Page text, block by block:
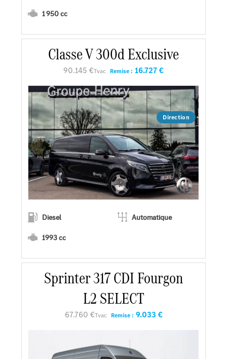
1 950 cc
En savoir plus
Demander une offre
Direction
Classe V 300d Exclusive
90.145 €Tvac Remise : 16.727 €
Diesel
Automatique
1993 cc
En savoir plus
Faire un essai
Sprinter 317 CDI Fourgon
L2 SELECT
67.760 €Tvac Remise : 9.033 €